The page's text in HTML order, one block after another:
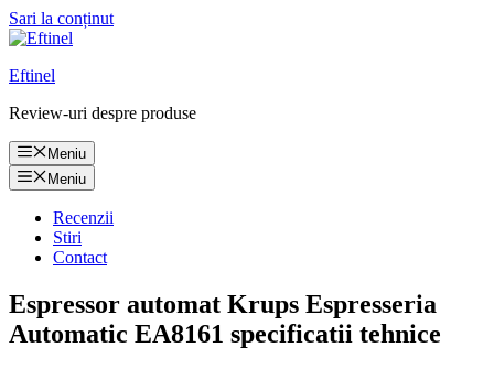
Sari la conținut
Eftinel
Review-uri despre produse
Meniu
Meniu
Recenzii
Stiri
Contact
Espressor automat Krups Espresseria
Automatic EA8161 specificatii tehnice